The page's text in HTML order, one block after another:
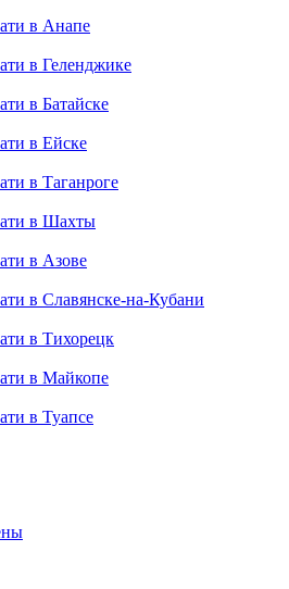
в Анапе
в Геленджике
в Батайске
в Ейске
в Таганроге
в Шахты
в Азове
в Славянске-на-Кубани
в Тихорецк
в Майкопе
в Туапсе